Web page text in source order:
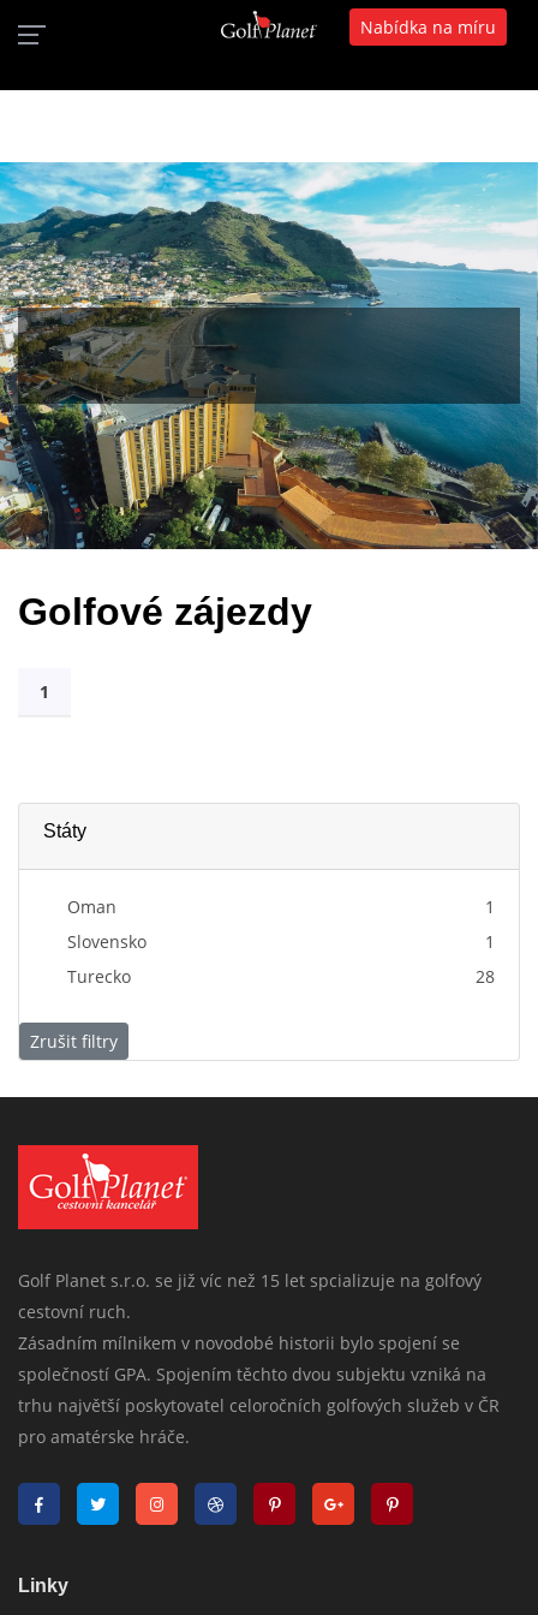
Nabídka na míru
Golfové zájezdy
1
Státy
Oman
1
Slovensko
1
Turecko
28
Zrušit filtry
Golf Planet s.r.o. se již víc než 15 let spcializuje na golfový
cestovní ruch.
Zásadním mílnikem v novodobé historii bylo spojení se
společností GPA. Spojením těchto dvou subjektu vzniká na
trhu najvětší poskytovatel celoročních golfových služeb v ČR
pro amatérske hráče.
Linky